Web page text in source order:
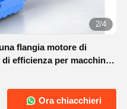
2/4
flangia motore di
efficienza per macchine
Ora chiacchieri